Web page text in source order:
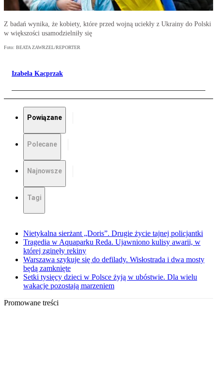
Z badań wynika, że kobiety, które przed wojną uciekły z Ukrainy do Polski
w większości usamodzielniły się
Foto: BEATA ZAWRZEL/REPORTER
Izabela Kacprzak
Powiązane
Polecane
Najnowsze
Tagi
Nietykalna sierżant „Doris”. Drugie życie tajnej policjantki
Tragedia w Aquaparku Reda. Ujawniono kulisy awarii, w
której zginęły rekiny
Warszawa szykuje się do defilady. Wisłostrada i dwa mosty
będą zamknięte
Setki tysięcy dzieci w Polsce żyją w ubóstwie. Dla wielu
wakacje pozostają marzeniem
Promowane treści